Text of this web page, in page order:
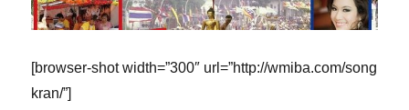
[browser-shot width=”300″ url=”http://wmiba.com/song
kran/”]